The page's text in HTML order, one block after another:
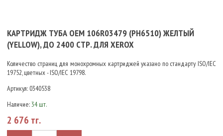
КАРТРИДЖ ТУБА OEM 106R03479 (PH6510) ЖЕЛТЫЙ
(YELLOW), ДО 2400 СТР. ДЛЯ XEROX
Количество страниц для монохромных картриджей указано по стандарту ISO/IEC
19752, цветных - ISO/IEC 19798.
Артикул: 0340538
Наличие:34 шт.
2 676 тг.